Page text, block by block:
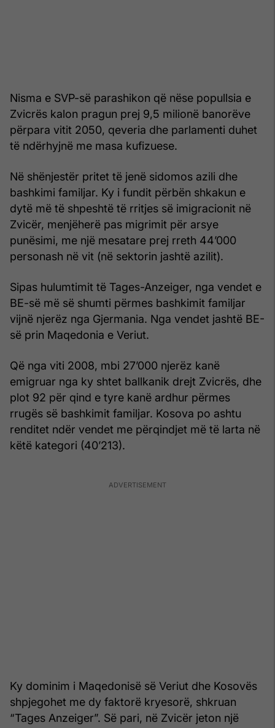
Nisma e SVP-së parashikon që nëse popullsia e
Zvicrës kalon pragun prej 9,5 milionë banorëve
përpara vitit 2050, qeveria dhe parlamenti duhet
të ndërhyjnë me masa kufizuese.
Në shënjestër pritet të jenë sidomos azili dhe
bashkimi familjar. Ky i fundit përbën shkakun e
dytë më të shpeshtë të rritjes së imigracionit në
Zvicër, menjëherë pas migrimit për arsye
punësimi, me një mesatare prej rreth 44’000
personash në vit (në sektorin jashtë azilit).
Sipas hulumtimit të Tages-Anzeiger, nga vendet e
BE-së më së shumti përmes bashkimit familjar
vijnë njerëz nga Gjermania. Nga vendet jashtë BE-
së prin Maqedonia e Veriut.
Që nga viti 2008, mbi 27’000 njerëz kanë
emigruar nga ky shtet ballkanik drejt Zvicrës, dhe
plot 92 për qind e tyre kanë ardhur përmes
rrugës së bashkimit familjar. Kosova po ashtu
renditet ndër vendet me përqindjet më të larta në
këtë kategori (40’213).
Ky dominim i Maqedonisë së Veriut dhe Kosovës
shpjegohet me dy faktorë kryesorë, shkruan
“Tages Anzeiger”. Së pari, në Zvicër jeton një